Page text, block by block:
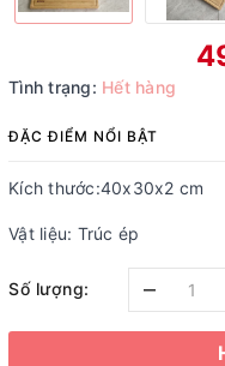
Tình trạng: Hết hàng
ĐẶC ĐIỂM NỔI BẬT
Kích thước:40x30x2 cm
Vật liệu: Trúc ép
Số lượng: –